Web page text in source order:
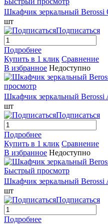
Шкафчик зеркальный
шт
Подписаться
Подробнее
Купить в 1 клик Сравнение
В избранное Недоступно
просмотр
Шкафчик зеркальный Berossi
шт
Подписаться
Подробнее
Купить в 1 клик Сравнение
В избранное Недоступно
Быстрый просмотр
Шкафчик зеркальный Berossi
шт
Подписаться
Подробнее